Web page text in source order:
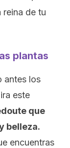
reina de tu
plantas
antes los
este
que
belleza.
encuentras